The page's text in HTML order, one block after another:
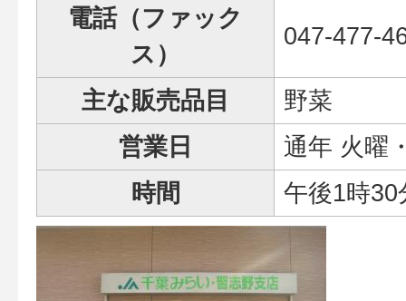
電話（ファック
ス）
047-477-
主な販売品目
野菜
営業日
通年 火曜
時間
午後1時30